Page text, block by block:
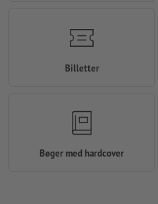
Billetter
Bøger med hardcover